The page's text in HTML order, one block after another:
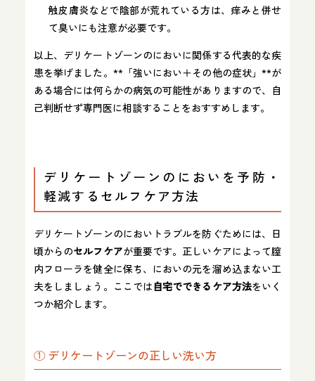
触皮膚炎などで陰部が荒れている方は、痒みと併せ
て臭いにも注意が必要です。
以上、デリケートゾーンのにおいに関係する代表的な疾
患を挙げました。**「強いにおい＋その他の症状」**が
ある場合には何らかの病気の可能性がありますので、自
己判断せず専門医に相談することをおすすめします。
デリケートゾーンのにおいを予防・
軽減するセルフケア方法
デリケートゾーンのにおいトラブルを防ぐためには、日
頃からのセルフケアが重要です。正しいケアによって膣
内フローラを健全に保ち、においの元を溜め込まない工
夫をしましょう。ここでは自宅でできるケア方法をいく
つか紹介します。
① デリケートゾーンの正しい洗い方